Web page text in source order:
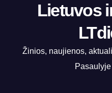
Lietuvos
Žinios, naujienos,